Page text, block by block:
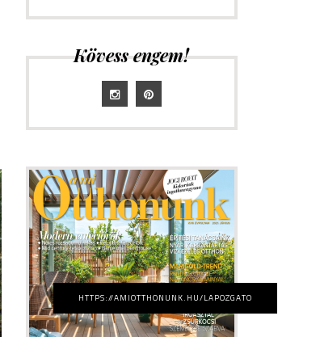
Kövess engem!
HTTPS://AMIOTTHONUNK.HU/LAPOZGATO